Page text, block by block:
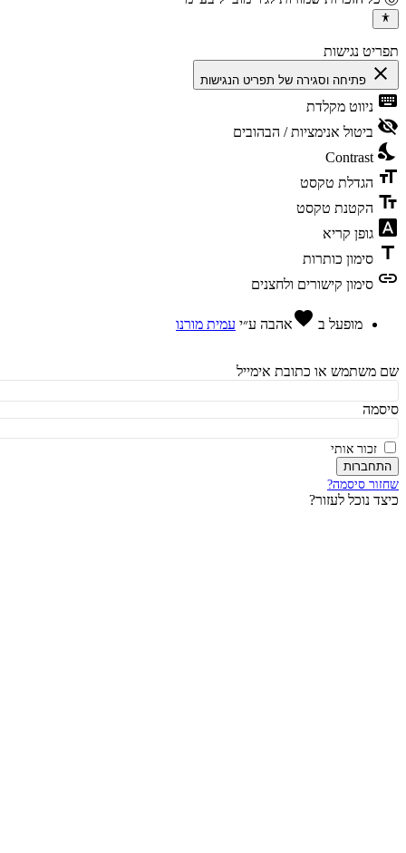
נגישות
פתיחה וסגירה של תפריט הנגישות
ניווט מקלדת
ביטול אנימציות / הבהובים
Contrast
הגדלת טקסט
הקטנת טקסט
גופן קריא
סימון כותרות
סימון קישורים ולחצנים
מופעל בfavorite אהבהע״י עמית מורנו
או כתובת אימייל
זכור אותי
סיסמה?
נוכל לעזור?